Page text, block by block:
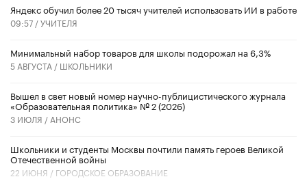
​Яндекс обучил более 20 тысяч учителей использовать ИИ в работе
09:57 /УЧИТЕЛЯ
Минимальный набор товаров для школы подорожал на 6,3%
5 АВГУСТА / ШКОЛЬНИКИ
Вышел в свет новый номер научно-публицистического журнала
«Образовательная политика» № 2 (2026)
3 ИЮЛЯ / АНОНС
Школьники и студенты Москвы почтили память героев Великой
Отечественной войны
22 ИЮНЯ / ГОРОДСКОЕ ОБРАЗОВАНИЕ